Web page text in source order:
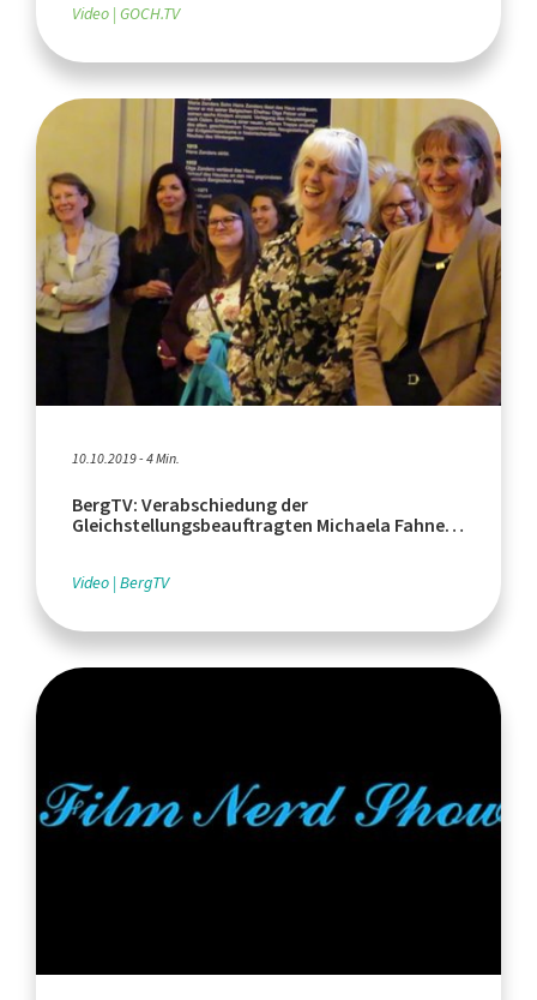
Video GOCH.TV
10.10.2019 - 4 Min.
BergTV: Verabschiedung der
Gleichstellungsbeauftragten Michaela Fahner
Video BergTV